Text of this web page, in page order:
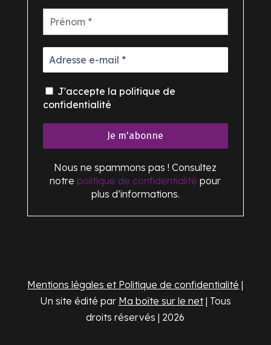
J'accepte la politique de
confidentialité
Nous ne spammons pas ! Consultez
notre politique de confidentialité pour
plus d’informations.
Mentions légales et Politique de confidentialité |
Un site édité par Ma boîte sur le net| Tous
droits réservés | 2026